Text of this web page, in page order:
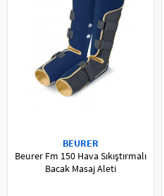
BEURER
Beurer Fm 150 Hava Sıkıştırmalı
Bacak Masaj Aleti